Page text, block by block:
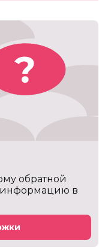
обратной
информацию в